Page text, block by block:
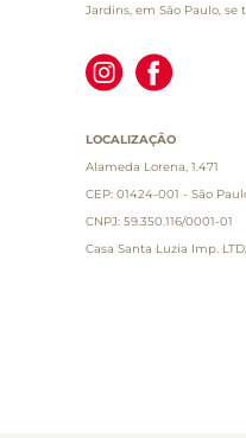
Jardins, em São Paulo,
LOCALIZAÇÃO
Alameda Lorena, 1.471
CEP: 01424-001 - São
CNPJ: 59.350.116/0001-01
Casa Santa Luzia Imp.